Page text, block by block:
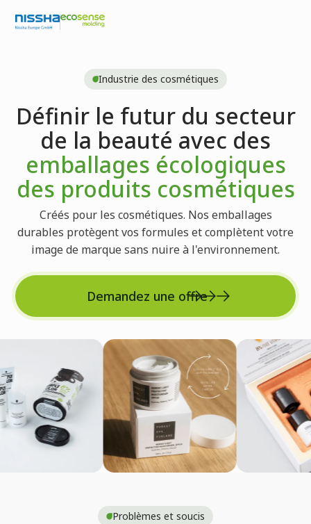
Industrie des cosmétiques
Définir le futur du secteur
de la beauté avec des
emballages écologiques
des produits cosmétiques
Créés pour les cosmétiques. Nos emballages
durables protègent vos formules et complètent votre
image de marque sans nuire à l'environnement.
Demandez une offre
Problèmes et soucis